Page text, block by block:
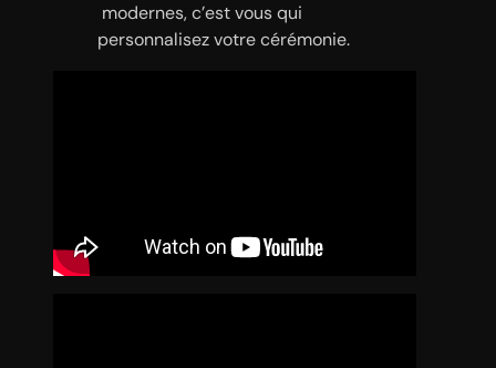
modernes, c’est vous qui
personnalisez votre cérémonie.